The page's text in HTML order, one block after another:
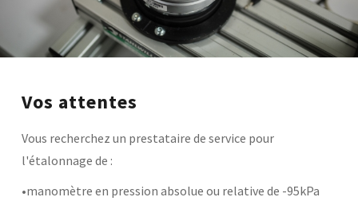
MÉCATHÈQUE, LA BASE DE CONNAISSANCES
Base documentaire
Ingénierie produits / procédés
Conseil et Expertises
Analyse de défaillance
NOS FORMATIONS CETIM ACADEMY®
Thématiques
Vos attentes
Vous recherchez un prestataire de service pour
l'étalonnage de :
•manomètre en pression absolue ou relative de -95kPa